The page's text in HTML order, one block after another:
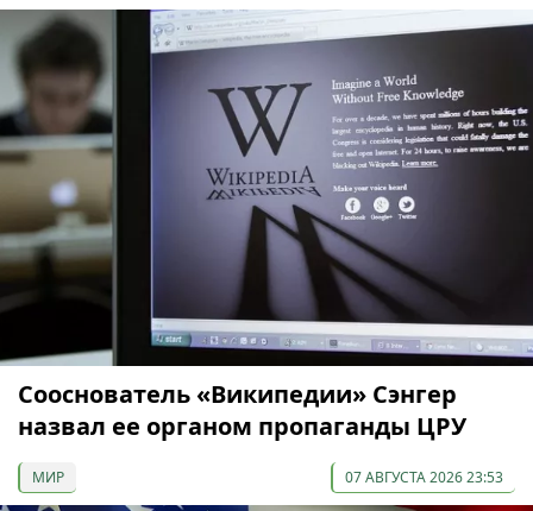
Сооснователь «Википедии» Сэнгер
назвал ее органом пропаганды ЦРУ
МИР 07 АВГУСТА 2026 23:53